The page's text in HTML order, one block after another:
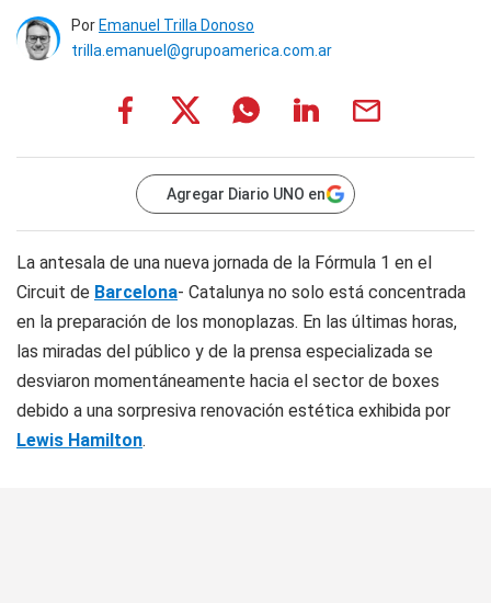
Por Emanuel Trilla Donoso
trilla.emanuel@grupoamerica.com.ar
Agregar Diario UNO en
La antesala de una nueva jornada de la Fórmula 1 en el
Circuit de Barcelona- Catalunya no solo está concentrada
en la preparación de los monoplazas. En las últimas horas,
las miradas del público y de la prensa especializada se
desviaron momentáneamente hacia el sector de boxes
debido a una sorpresiva renovación estética exhibida por
Lewis Hamilton.